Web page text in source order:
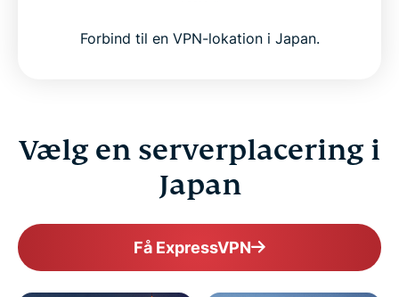
Popular VPN locations for Japan users
FAQ
ExpressVPN for all countries
Get ExpressVPN for Japan risk-free
Forbind til en VPN-lokation i Japan.
Vælg en serverplacering i
Japan
Få ExpressVPN